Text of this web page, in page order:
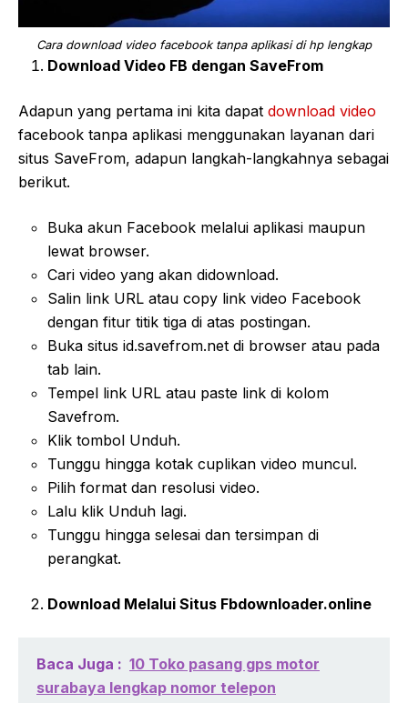
Cara download video facebook tanpa aplikasi di hp lengkap
Download Video FB dengan SaveFrom
Adapun yang pertama ini kita dapat download video
facebook tanpa aplikasi menggunakan layanan dari
situs SaveFrom, adapun langkah-langkahnya sebagai
berikut.
Buka akun Facebook melalui aplikasi maupun
lewat browser.
Cari video yang akan didownload.
Salin link URL atau copy link video Facebook
dengan fitur titik tiga di atas postingan.
Buka situs id.savefrom.net di browser atau pada
tab lain.
Tempel link URL atau paste link di kolom
Savefrom.
Klik tombol Unduh.
Tunggu hingga kotak cuplikan video muncul.
Pilih format dan resolusi video.
Lalu klik Unduh lagi.
Tunggu hingga selesai dan tersimpan di
perangkat.
Download Melalui Situs Fbdownloader.online
Baca Juga : 10 Toko pasang gps motor
surabaya lengkap nomor telepon